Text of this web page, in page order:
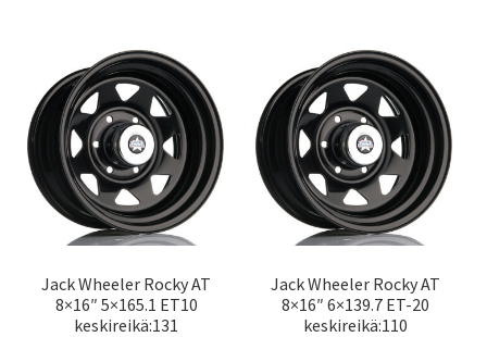
Jack Wheeler Rocky AT
8×16″ 5×165.1 ET10
keskireikä:131
Jack Wheeler Rocky AT
8×16″ 6×139.7 ET-20
keskireikä:110